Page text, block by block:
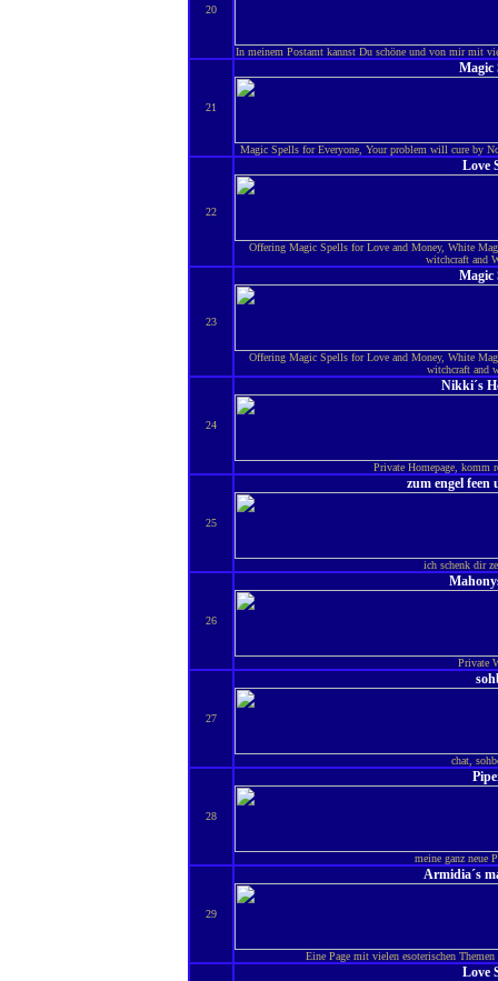
20
In meinem Postamt kannst Du schöne und von mir mit
21
Magic
Magic Spells for Everyone, Your problem will cure by
22
Love
Offering Magic Spells for Love and Money, White
witchcraft and
23
Magic
Offering Magic Spells for Love and Money, White
witchcraft and
24
Nikki´s
Private Homepage, komm
25
zum engel feen
ich schenk dir
26
Private
27
chat,
28
meine ganz neue
29
Armidia´s
Eine Page mit vielen esoterischen
Love